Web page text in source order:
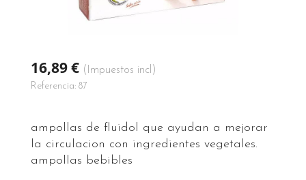
16,89 € (Impuestos incl)
Referencia: 87
ampollas de fluidol que ayudan a mejorar
la circulacion con ingredientes vegetales.
ampollas bebibles